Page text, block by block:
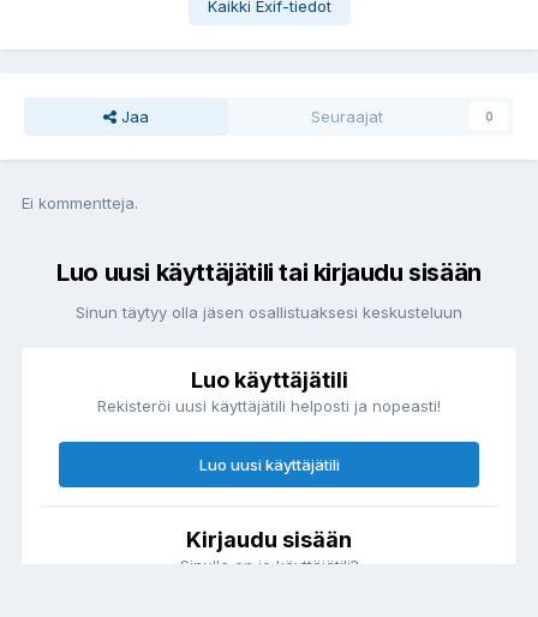
Kaikki Exif-tiedot
Jaa Seuraajat 0
Ei kommentteja.
Luo uusi käyttäjätili tai kirjaudu sisään
Sinun täytyy olla jäsen osallistuaksesi keskusteluun
Luo käyttäjätili
Rekisteröi uusi käyttäjätili helposti ja nopeasti!
Luo uusi käyttäjätili
Kirjaudu sisään
Sinulla on jo käyttäjätili?